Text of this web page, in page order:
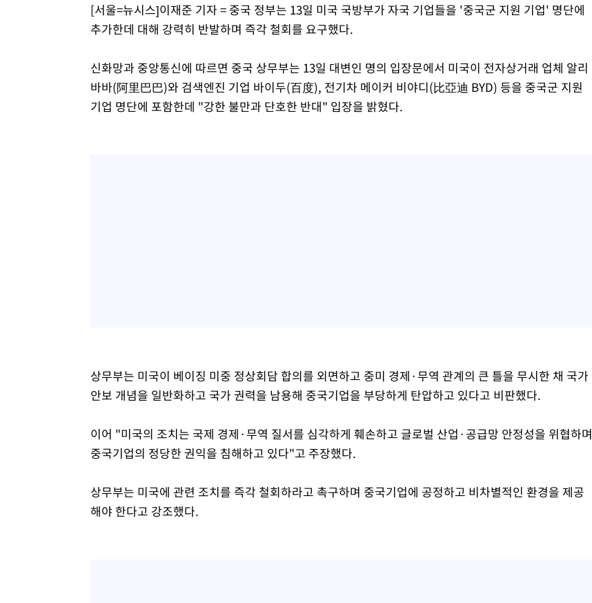
[서울=뉴시스]이재준 기자 = 중국 정부는 13일 미국 국방부가 자국 기업들을 '중국군 지원 기업' 명단에
추가한데 대해 강력히 반발하며 즉각 철회를 요구했다.
신화망과 중앙통신에 따르면 중국 상무부는 13일 대변인 명의 입장문에서 미국이 전자상거래 업체 알리
바바(阿里巴巴)와 검색엔진 기업 바이두(百度), 전기차 메이커 비야디(比亞迪 BYD) 등을 중국군 지원
기업 명단에 포함한데 "강한 불만과 단호한 반대" 입장을 밝혔다.
상무부는 미국이 베이징 미중 정상회담 합의를 외면하고 중미 경제·무역 관계의 큰 틀을 무시한 채 국가
안보 개념을 일반화하고 국가 권력을 남용해 중국기업을 부당하게 탄압하고 있다고 비판했다.
이어 "미국의 조치는 국제 경제·무역 질서를 심각하게 훼손하고 글로벌 산업·공급망 안정성을 위협하며
중국기업의 정당한 권익을 침해하고 있다"고 주장했다.
상무부는 미국에 관련 조치를 즉각 철회하라고 촉구하며 중국기업에 공정하고 비차별적인 환경을 제공
해야 한다고 강조했다.